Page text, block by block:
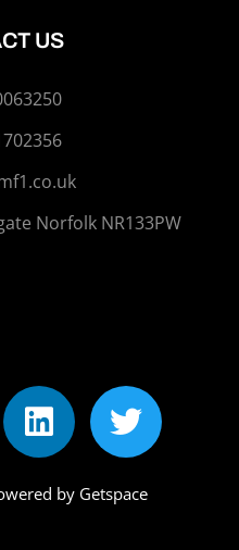
US
Norfolk NR133PW
by Getspace